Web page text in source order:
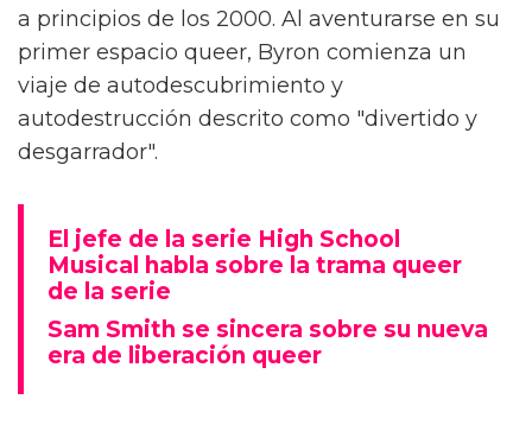
a principios de los 2000. Al aventurarse en su
primer espacio queer, Byron comienza un
viaje de autodescubrimiento y
autodestrucción descrito como "divertido y
desgarrador".
El jefe de la serie High School
Musical habla sobre la trama queer
de la serie
Sam Smith se sincera sobre su nueva
era de liberación queer